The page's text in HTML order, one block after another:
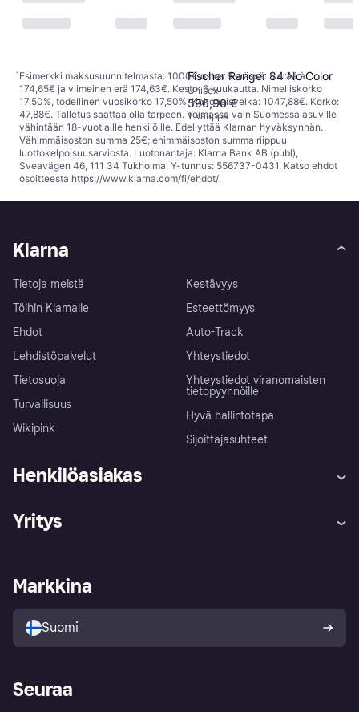
Fischer Ranger 84 No Color
Unisex
590,90 €
1 kauppa
¹Esimerkki maksusuunnitelmasta: 1000€ ostos 6 erässä: 5 erää à
174,65€ ja viimeinen erä 174,63€. Kesto: 6 kuukautta. Nimelliskorko
17,50%, todellinen vuosikorko 17,50%. Kokonaisvelka: 1047,88€. Korko:
47,88€. Talletus saattaa olla tarpeen. Voimassa vain Suomessa asuville
vähintään 18-vuotiaille henkilöille. Edellyttää Klarnan hyväksynnän.
Vähimmäisoston summa 25€; enimmäisoston summa riippuu
luottokelpoisuusarviosta. Luotonantaja: Klarna Bank AB (publ),
Sveavägen 46, 111 34 Tukholma, Y-tunnus: 556737-0431. Katso ehdot
osoitteesta https://www.klarna.com/fi/ehdot/.
Klarna
Tietoja meistä
Töihin Klarnalle
Ehdot
Lehdistöpalvelut
Tietosuoja
Turvallisuus
Wikipink
Kestävyys
Esteettömyys
Auto-Track
Yhteystiedot
Yhteystiedot viranomaisten
tietopyynnöille
Hyvä hallintotapa
Sijoittajasuhteet
Henkilöasiakas
Ohje
Kirjaudu sisään
Tutustu kauppoihin
Ostajan turva
Yritys
Kirjaudu sisään yrityksenä
Markkina
Suomi
Seuraa